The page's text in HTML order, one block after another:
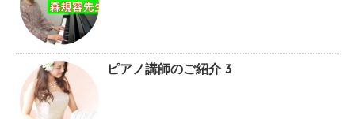
ピアノ講師のご紹介 3